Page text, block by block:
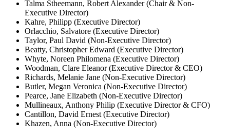
Talma Stheemann, Robert Alexander (Chair & Non-
Executive Director)
Kahre, Philipp (Executive Director)
Orlacchio, Salvatore (Executive Director)
Taylor, Paul David (Non-Executive Director)
Beatty, Christopher Edward (Executive Director)
Whyte, Noreen Philomena (Executive Director)
Woodman, Clare Eleanor (Executive Director & CEO)
Richards, Melanie Jane (Non-Executive Director)
Butler, Megan Veronica (Non-Executive Director)
Pearce, Jane Elizabeth (Non-Executive Director)
Mullineaux, Anthony Philip (Executive Director & CFO)
Cantillon, David Ernest (Executive Director)
Khazen, Anna (Non-Executive Director)